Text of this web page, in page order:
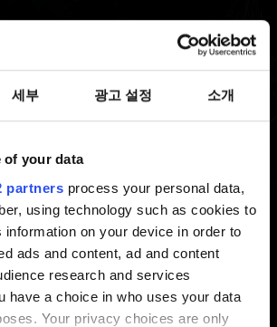
세부 광고 설정 소개
of your data
partners process your personal data,
using technology such as cookies to
on your device in order to
ads and content, ad and content
research and services
have a choice in who uses your data
Your privacy choices are only
3 REDkit
관련 문제를 보고하고
수정한 뒤에 문제를 겪고
각적 문제가 발생합니다
은 어디서 확인할 수 있나요?